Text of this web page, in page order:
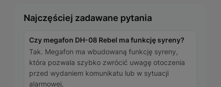
Najczęściej zadawane pytania
Czy megafon DH-08 Rebel ma funkcję syreny?
Tak. Megafon ma wbudowaną funkcję syreny,
która pozwala szybko zwrócić uwagę otoczenia
przed wydaniem komunikatu lub w sytuacji
alarmowej.